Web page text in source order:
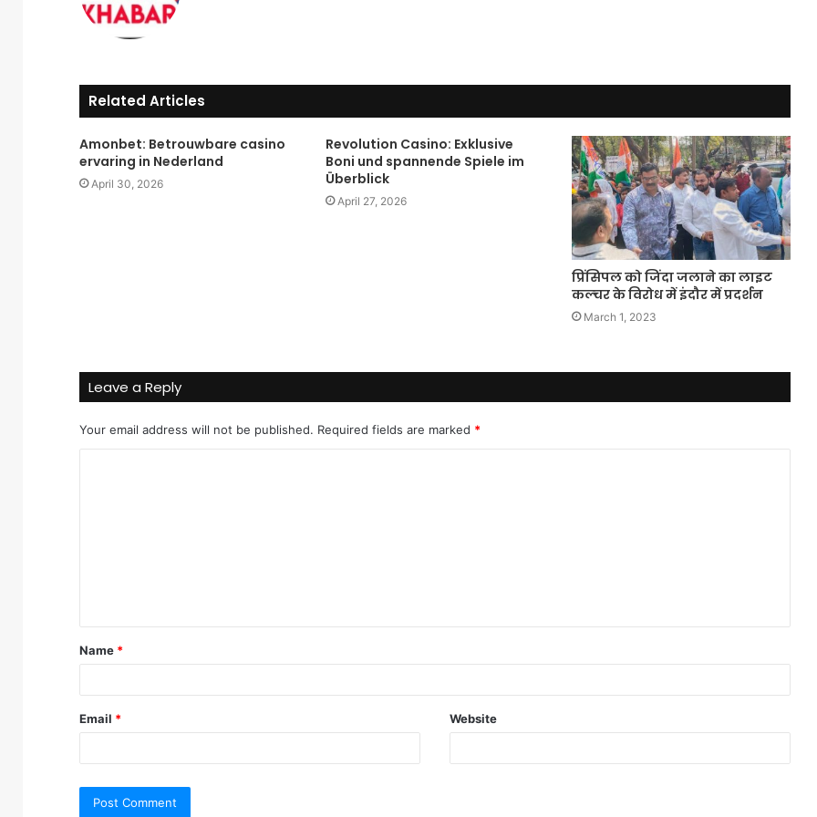
Related Articles
Amonbet: Betrouwbare casino
ervaring in Nederland
April 30, 2026
Revolution Casino: Exklusive
Boni und spannende Spiele im
Überblick
April 27, 2026
प्रिंसिपल को जिंदा जलाने का लाइट
कल्चर के विरोध में इंदौर में प्रदर्शन
March 1, 2023
Leave a Reply
Your email address will not be published. Required fields are marked *
t
*
Name *
Email * Website